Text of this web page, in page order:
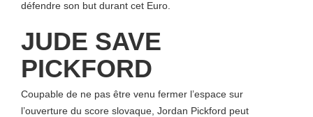
défendre son but durant cet Euro.
JUDE SAVE
PICKFORD
Coupable de ne pas être venu fermer l’espace sur
l’ouverture du score slovaque, Jordan Pickford peut